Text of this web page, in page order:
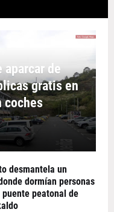
aparcar de
gratis en
coches
desmantela un
dormían personas
peatonal de